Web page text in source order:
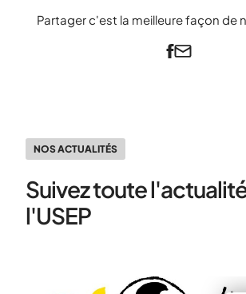
Partager c'est la meilleure façon de
NOS ACTUALITÉS
Suivez toute
l'USEP